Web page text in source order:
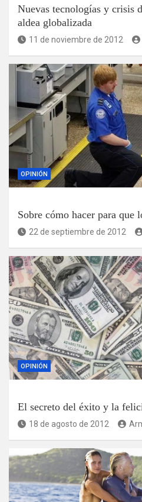
Nuevas tecnologías y crisis
aldea globalizada
11 de noviembre de 2012
OPINIÓN
Sobre cómo hacer para que
22 de septiembre de 2012
OPINIÓN
El secreto del éxito y la
18 de agosto de 2012